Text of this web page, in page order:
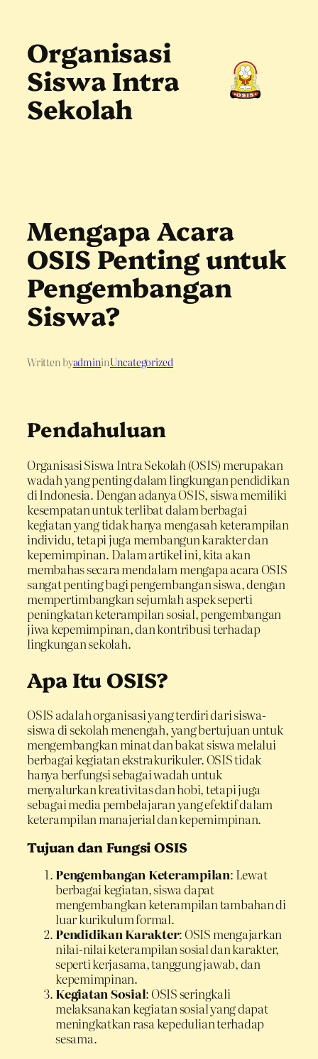
contentOrganisasi
Siswa Intra
Sekolah
Mengapa Acara
OSIS Penting untuk
Pengembangan
Siswa?
Written byadmininUncategorized
Pendahuluan
Organisasi Siswa Intra Sekolah (OSIS) merupakan
wadah yang penting dalam lingkungan pendidikan
di Indonesia. Dengan adanya OSIS, siswa memiliki
kesempatan untuk terlibat dalam berbagai
kegiatan yang tidak hanya mengasah keterampilan
individu, tetapi juga membangun karakter dan
kepemimpinan. Dalam artikel ini, kita akan
membahas secara mendalam mengapa acara OSIS
sangat penting bagi pengembangan siswa, dengan
mempertimbangkan sejumlah aspek seperti
peningkatan keterampilan sosial, pengembangan
jiwa kepemimpinan, dan kontribusi terhadap
lingkungan sekolah.
Apa Itu OSIS?
OSIS adalah organisasi yang terdiri dari siswa-
siswa di sekolah menengah, yang bertujuan untuk
mengembangkan minat dan bakat siswa melalui
berbagai kegiatan ekstrakurikuler. OSIS tidak
hanya berfungsi sebagai wadah untuk
menyalurkan kreativitas dan hobi, tetapi juga
sebagai media pembelajaran yang efektif dalam
keterampilan manajerial dan kepemimpinan.
Tujuan dan Fungsi OSIS
Pengembangan Keterampilan: Lewat
berbagai kegiatan, siswa dapat
mengembangkan keterampilan tambahan di
luar kurikulum formal.
Pendidikan Karakter: OSIS mengajarkan
nilai-nilai keterampilan sosial dan karakter,
seperti kerjasama, tanggung jawab, dan
kepemimpinan.
Kegiatan Sosial: OSIS seringkali
melaksanakan kegiatan sosial yang dapat
meningkatkan rasa kepedulian terhadap
sesama.